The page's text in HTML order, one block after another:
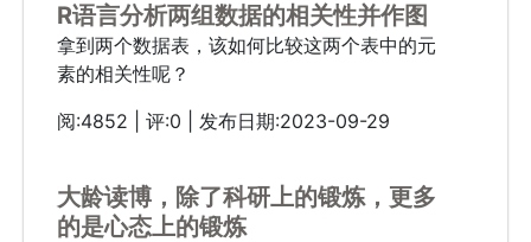
R语言分析两组数据的相关性并作图
拿到两个数据表，该如何比较这两个表中的元
素的相关性呢？
阅:4852 | 评:0 | 发布日期:2023-09-29
大龄读博，除了科研上的锻炼，更多
的是心态上的锻炼